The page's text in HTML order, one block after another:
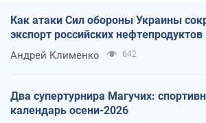
Как атаки Сил обороны Украины
экспорт российских нефтепродуктов
Андрей Клименко 642
Два супертурнира Магучих:
календарь осени-2026